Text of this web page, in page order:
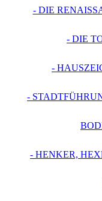
- DIE
- DIE
-
-
- HENKER,